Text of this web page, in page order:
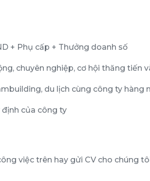
+ Phụ cấp + Thưởng doanh số
chuyên nghiệp, cơ hội thăng tiến
du lịch cùng công ty hàng
của công ty
việc trên hay gửi CV cho chúng